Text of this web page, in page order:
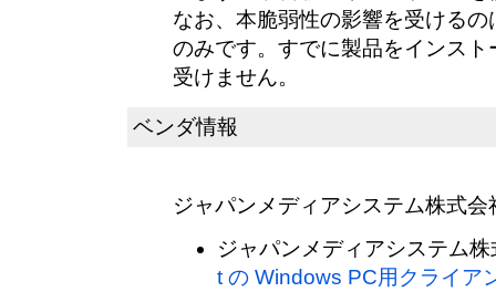
なお、本脆弱性の影響を受ける
のみです。すでに製品をインス
受けません。
ベンダ情報
ジャパンメディアシステム株式会
ジャパンメディアシステム
t の Windows PC用クライア